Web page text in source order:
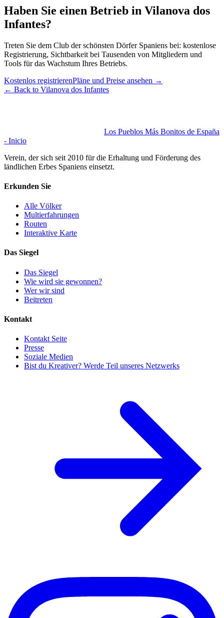
Haben Sie einen Betrieb in Vilanova dos
Infantes?
Treten Sie dem Club der schönsten Dörfer Spaniens bei: kostenlose
Registrierung, Sichtbarkeit bei Tausenden von Mitgliedern und
Tools für das Wachstum Ihres Betriebs.
Kostenlos registrierenPläne und Preise ansehen →
← Back to Vilanova dos Infantes
Los Pueblos Más Bonitos de España
- Inicio
Verein, der sich seit 2010 für die Erhaltung und Förderung des
ländlichen Erbes Spaniens einsetzt.
Erkunden Sie
Alle Völker
Multierfahrungen
Routen
Interaktive Karte
Das Siegel
Das Siegel
Wie wird sie gewonnen?
Wer wir sind
Beitreten
Kontakt
Kontakt Seite
Presse
Soziale Medien
Bist du Kreativer? Werde Teil unseres Netzwerks